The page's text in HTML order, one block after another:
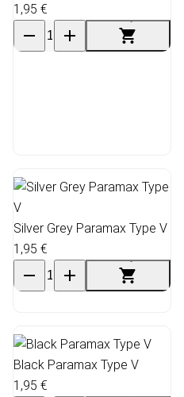
1,95 €
Silver Grey Paramax Type V
1,95 €
Black Paramax Type V
1,95 €